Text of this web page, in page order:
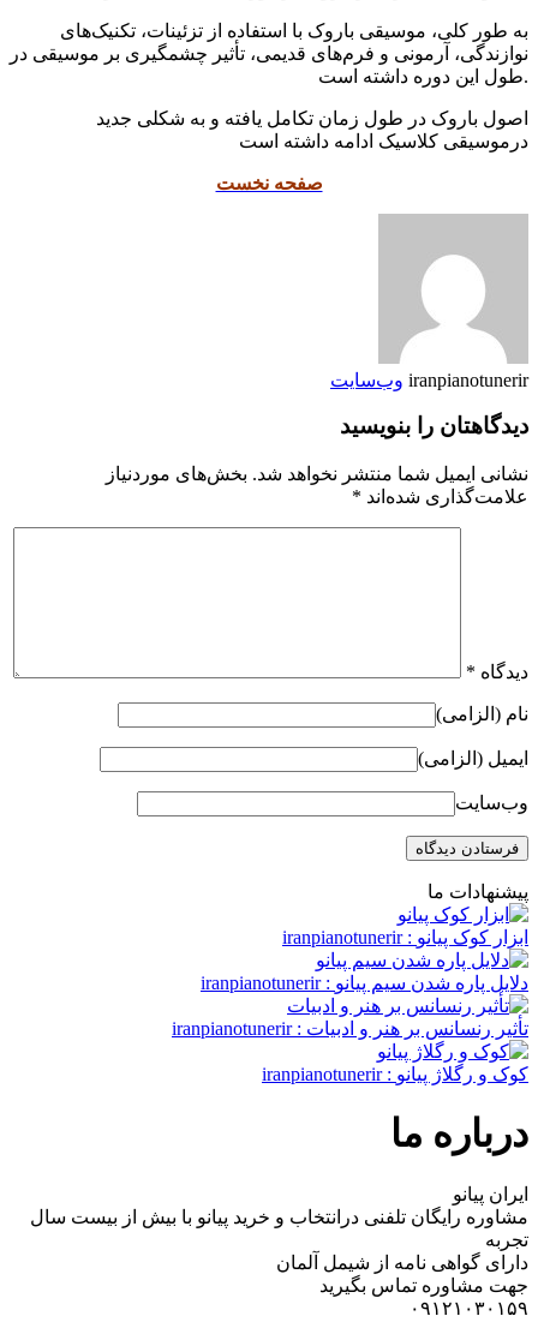
به طور کلی، موسیقی باروک با استفاده از تزئینات، تکنیک‌های
نوازندگی، آرمونی و فرم‌های قدیمی، تأثیر چشمگیری بر موسیقی در
طول این دوره داشته است.
اصول باروک در طول زمان تکامل یافته و به شکلی جدید
درموسیقی کلاسیک ادامه داشته است
صفحه نخست
iranpianotunerir وب‌سایت
دیدگاهتان را بنویسید
نشانی ایمیل شما منتشر نخواهد شد. بخش‌های موردنیاز
علامت‌گذاری شده‌اند *
دیدگاه *
نام (الزامی)
ایمیل (الزامی)
وب‌سایت
پیشنهادات ما
ابزار کوک پیانو : iranpianotunerir
دلایل پاره شدن سیم پیانو : iranpianotunerir
تأثیر رنسانس بر هنر و ادبیات : iranpianotunerir
کوک و رگلاژ پیانو : iranpianotunerir
درباره ما
ایران پیانو
مشاوره رایگان تلفنی درانتخاب و خرید پیانو با بیش از بیست سال
تجربه
دارای گواهی نامه از شیمل آلمان
جهت مشاوره تماس بگیرید
۰۹۱۲۱۰۳۰۱۵۹